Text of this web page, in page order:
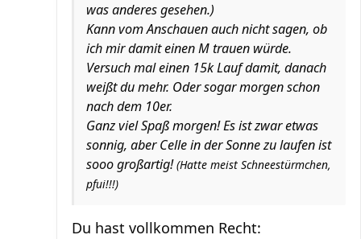
was anderes gesehen.)
Kann vom Anschauen auch nicht sagen, ob
ich mir damit einen M trauen würde.
Versuch mal einen 15k Lauf damit, danach
weißt du mehr. Oder sogar morgen schon
nach dem 10er.
Ganz viel Spaß morgen! Es ist zwar etwas
sonnig, aber Celle in der Sonne zu laufen ist
sooo großartig!(Hatte meist Schneestürmchen,
pfui!!!)
Du hast vollkommen Recht: